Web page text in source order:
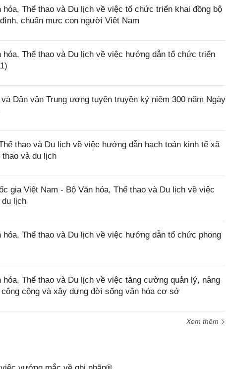
Thể thao và Du lịch về việc tổ chức triển khai đồng bộ
chuẩn mực con người Việt Nam
Thể thao và Du lịch về việc hướng dẫn tổ chức triển
Dân vận Trung ương tuyên truyền kỷ niệm 300 năm Ngày
thao và Du lịch về việc hướng dẫn hạch toán kinh tế xã
và du lịch
gia Việt Nam - Bộ Văn hóa, Thể thao và Du lịch về việc
du lịch
Thể thao và Du lịch về việc hướng dẫn tổ chức phong
Thể thao và Du lịch về việc tăng cường quản lý, nâng
cộng và xây dựng đời sống văn hóa cơ sở
Xem thêm